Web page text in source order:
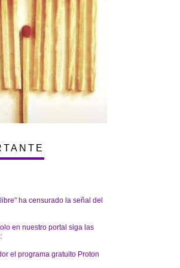
ha censurado la señal del
en nuestro portal siga las
el programa gratuito Proton